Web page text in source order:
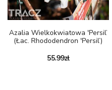
Azalia Wielkokwiatowa 'Persil’
(łac. Rhododendron 'Persil’)
55.99zł